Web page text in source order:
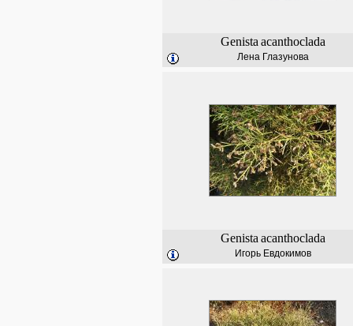
Genista acanthoclada
Лена Глазунова
Genista acanthoclada
Игорь Евдокимов